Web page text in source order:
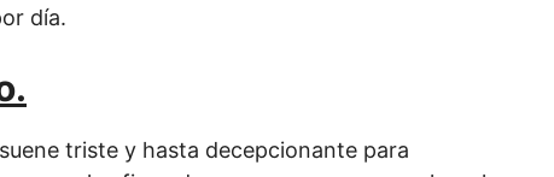
día.
triste y hasta decepcionante para